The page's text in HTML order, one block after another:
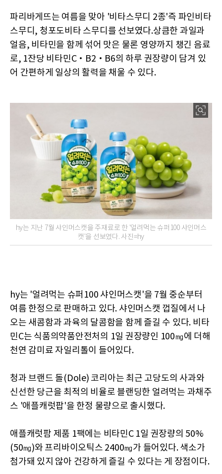
파리바게뜨는 여름을 맞아 '비타스무디 2종'즉 파인비타
스무디, 청포도비타 스무디를 선보였다.상큼한 과일과
얼음, 비타민을 함께 섞어 맛은 물론 영양까지 챙긴 음료
로, 1잔당 비타민C‧B2‧B6의 하루 권장량이 담겨 있
어 간편하게 일상의 활력을 채울 수 있다.
hy는 지난 7월 샤인머스캣을 주재료로 한 '얼려먹는 슈퍼100 샤인머스
캣'을 선보였다. 사진=hy
hy는 '얼려먹는 슈퍼100 샤인머스캣'을 7월 중순부터
여름 한정으로 판매하고 있다. 샤인머스캣 껍질에서 나
오는 새콤함과 과육의 달콤함을 함께 즐길 수 있다. 비타
민C는 식품의약품안전처의 1일 권장량인 100㎎에 더해
천연 감미료 자일리톨이 들어있다.
청과 브랜드 돌(Dole) 코리아는 최근 고당도의 사과와
신선한 당근을 최적의 비율로 블랜딩한 얼려먹는 과채주
스 '애플캐럿팝'을 한정 물량으로 출시했다.
애플캐럿팜 제품 1팩에는 비타민C 1일 권장량의 50%
(50㎎)와 프리바이오틱스 2400㎎가 들어있다. 색소가
첨가돼 있지 않아 건강하게 즐길 수 있다는 게 장점이다.